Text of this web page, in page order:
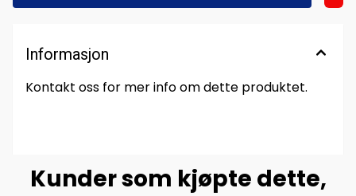
Informasjon
Kontakt oss for mer info om dette produktet.
Kunder som kjøpte dette,